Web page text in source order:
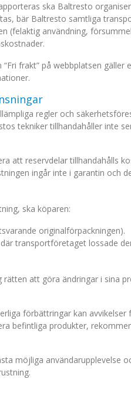
ska Baltresto
bär Baltresto samtliga
(felaktig användning,
“Fri frakt” på webbplatsen
regler och
tekniker tillhandahåller inte
att reservdelar tillhandahålls
ingår inte i garantin och
ska köparen:
originalförpackningen).
transportföretaget lossade
rätten att göra ändringar i sina
förbättringar kan
befintliga produkter,
möjliga användarupplevelse